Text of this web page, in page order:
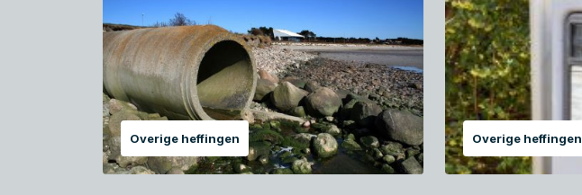
Overige heffingen Overige heffingen